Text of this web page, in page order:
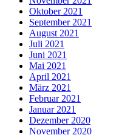
Oktober 2021
September 2021
August 2021
Juli 2021
Juni 2021
Mai 2021
April 2021
März 2021
Februar 2021
Januar 2021
Dezember 2020
November 2020